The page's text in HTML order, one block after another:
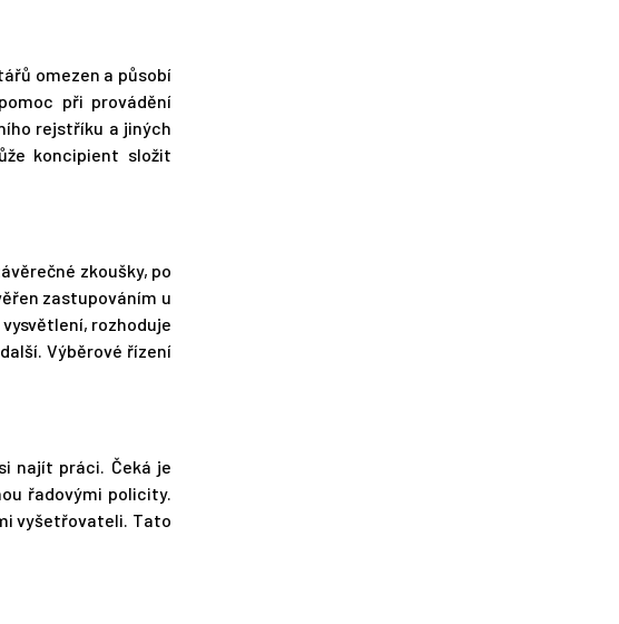
omezen a působí
při provádění
rejstříku a jiných
koncipient složit
zkoušky, po
zastupováním u
rozhoduje
Výběrové řízení
najít práci. Čeká je
řadovými policity.
vyšetřovateli. Tato